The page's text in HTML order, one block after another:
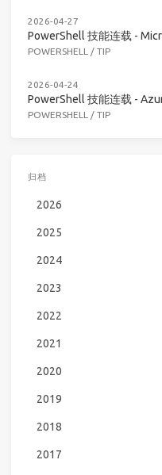
2026-04-27
PowerShell 技能连载 -
POWERSHELL / TIP
2026-04-24
PowerShell 技能连载 -
POWERSHELL / TIP
归档
2026
2025
2024
2023
2022
2021
2020
2019
2018
2017